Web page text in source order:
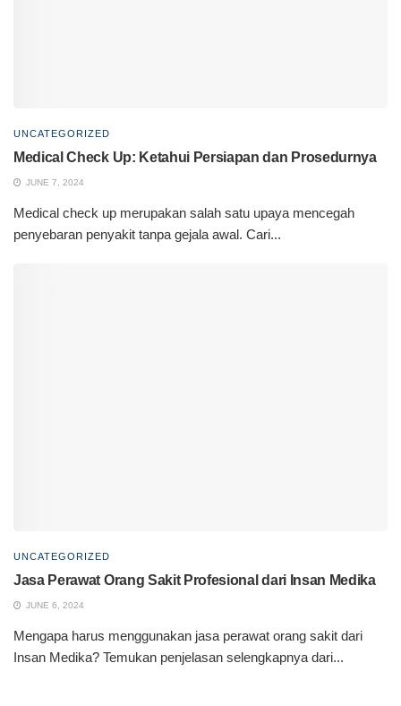
UNCATEGORIZED
Medical Check Up: Ketahui Persiapan dan Prosedurnya
JUNE 7, 2024
Medical check up merupakan salah satu upaya mencegah
penyebaran penyakit tanpa gejala awal. Cari...
UNCATEGORIZED
Jasa Perawat Orang Sakit Profesional dari Insan Medika
JUNE 6, 2024
Mengapa harus menggunakan jasa perawat orang sakit dari
Insan Medika? Temukan penjelasan selengkapnya dari...